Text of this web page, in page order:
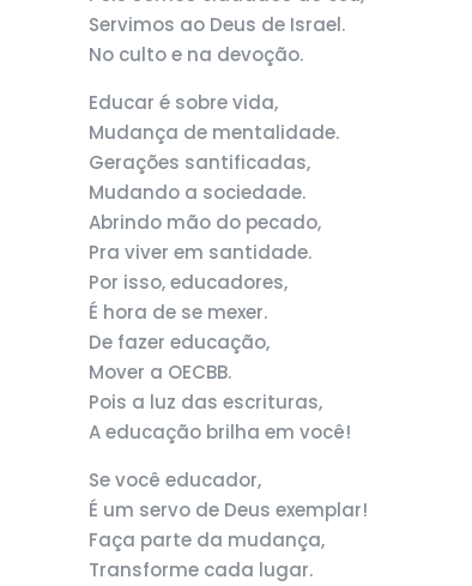
Servimos ao Deus de Israel.
No culto e na devoção.
Educar é sobre vida,
Mudança de mentalidade.
Gerações santificadas,
Mudando a sociedade.
Abrindo mão do pecado,
Pra viver em santidade.
Por isso, educadores,
É hora de se mexer.
De fazer educação,
Mover a OECBB.
Pois a luz das escrituras,
A educação brilha em você!
Se você educador,
É um servo de Deus exemplar!
Faça parte da mudança,
Transforme cada lugar.